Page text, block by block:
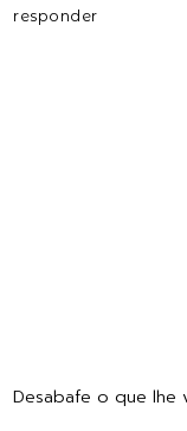
responder
Desabafe o que lhe